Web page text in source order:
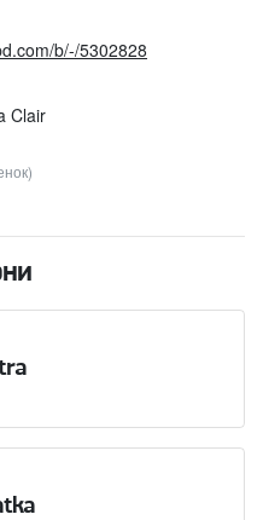
b/-/5302828
Clair